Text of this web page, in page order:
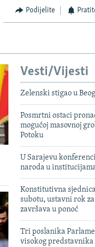
Podijelite
Vesti/Vijesti
Zelenski stigao u
Posmrtni ostaci
mogućoj masovnoj
Potoku
U Sarajevu
naroda u
Konstitutivna
subotu, ustavni rok
završava u ponoć
Tri poslanika
visokog predstavnika